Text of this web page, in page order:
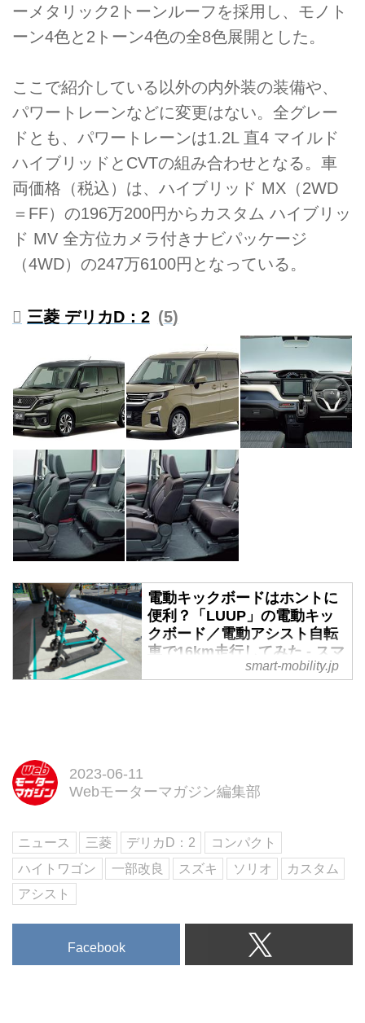
ーメタリック2トーンルーフを採用し、モノト
ーン4色と2トーン4色の全8色展開とした。
ここで紹介している以外の内外装の装備や、
パワートレーンなどに変更はない。全グレー
ドとも、パワートレーンは1.2L 直4 マイルド
ハイブリッドとCVTの組み合わせとなる。車
両価格（税込）は、ハイブリッド MX（2WD
＝FF）の196万200円からカスタム ハイブリッ
ド MV 全方位カメラ付きナビパッケージ
（4WD）の247万6100円となっている。
三菱 デリカD：2 5
電動キックボードはホントに
便利？「LUUP」の電動キッ
クボード／電動アシスト自転
車で16km走行してみた - スマ
ートモビリティJP
回は長距離走行してわかったメリ
smart-mobility.jp
2023-06-11
Webモーターマガジン編集部
ニュース 三菱 デリカD：2
コンパクト
ハイトワゴン
一部改良 スズキ ソリオ
カスタム
アシスト
Facebook